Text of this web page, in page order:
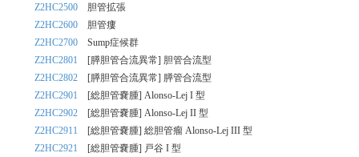
Z2HC2500
胆管拡張
Z2HC2600
胆管瘻
Z2HC2700
Sump症候群
Z2HC2801
[膵胆管合流異常] 胆管合流型
Z2HC2802
[膵胆管合流異常] 膵管合流型
Z2HC2901
[総胆管嚢腫] Alonso-Lej I 型
Z2HC2902
[総胆管嚢腫] Alonso-Lej II 型
Z2HC2911
[総胆管嚢腫] 総胆管瘤 Alonso-Lej III 型
Z2HC2921
[総胆管嚢腫] 戸谷 I 型